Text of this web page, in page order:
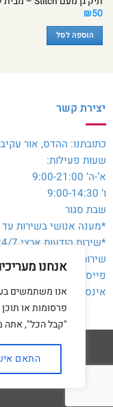
אנחנו
אנו משתמשים
פרסומות או
"קבל הכל", אתה
התאם
₪50
הוספה לסל
יצירת קשר
כתובתנו: ההדס, אור
שעות פעילות:
א’-ה’ 9:00-21:00
ו’ 9:00-14:30
שבת סגור
*מענה אנושי בשירות עד
*שירות הודעות ארצי 24/7
שירות לקוחות והזמנות:
פייסבוק:@toysale.co.il
אינסטגרם:toysalecoil